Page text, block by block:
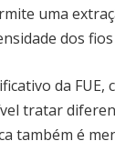
uma
dos
da FUE,
tratar
também é